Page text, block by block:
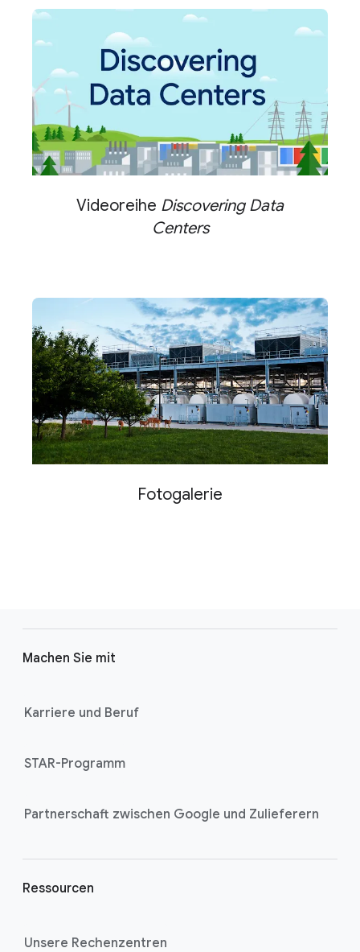
Videoreihe Discovering Data
Centers
Fotogalerie
Machen Sie mit
Karriere und Beruf
STAR-Programm
Partnerschaft zwischen Google und Zulieferern
Ressourcen
Unsere Rechenzentren